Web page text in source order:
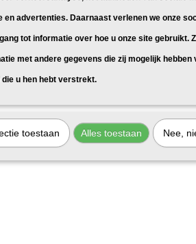
advertenties. Daarnaast verlenen we onze
tot informatie over hoe u onze site gebruikt.
met andere gegevens die zij mogelijk hebben
u hen hebt verstrekt.
toestaan Alles toestaan Nee,